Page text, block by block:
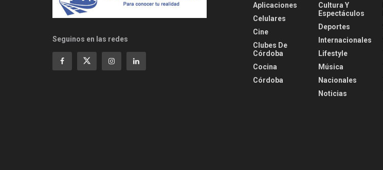
Seguinos en las redes
Aplicaciones
Celulares
Cine
Clubes De
Córdoba
Cocina
Córdoba
Cultura Y
Espectáculos
Deportes
Internacionales
Lifestyle
Música
Nacionales
Noticias